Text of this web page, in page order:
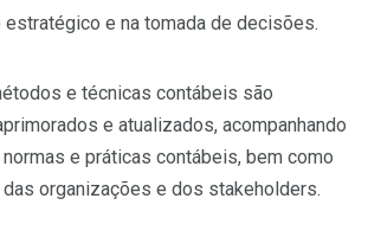
estratégico e na tomada de decisões.
e técnicas contábeis são
e atualizados, acompanhando
e práticas contábeis, bem como
organizações e dos stakeholders.